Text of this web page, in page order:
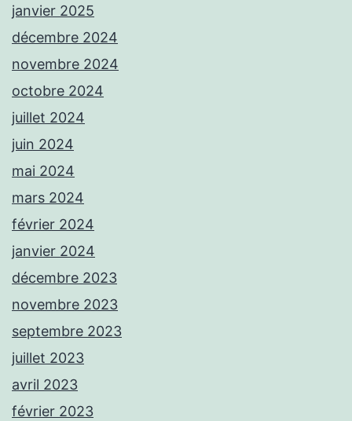
janvier 2025
décembre 2024
novembre 2024
octobre 2024
juillet 2024
juin 2024
mai 2024
mars 2024
février 2024
janvier 2024
décembre 2023
novembre 2023
septembre 2023
juillet 2023
avril 2023
février 2023